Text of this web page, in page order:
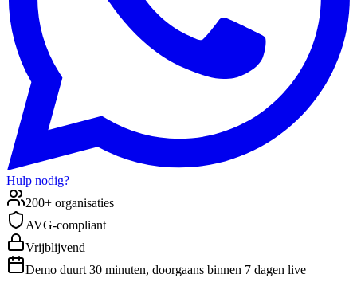
Hulp nodig?
200+ organisaties
AVG-compliant
Vrijblijvend
Demo duurt 30 minuten, doorgaans binnen 7 dagen live